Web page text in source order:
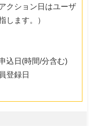
クション日はユーザ
します。）
日(時間/分含む)
登録日